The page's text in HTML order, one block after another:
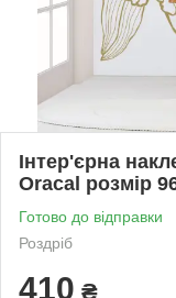
Інтер'єрна
Oracal розмір
Готово до відправки
Роздріб
410 ₴